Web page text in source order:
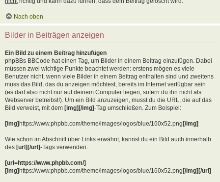
Nach oben
Bilder in Beiträgen anzeigen
Ein Bild zu einem Beitrag hinzufügen
phpBBs BBCode hat einen Tag, um Bilder in einem Beitrag einzufügen. Dabei
müssen zwei wichtige Punkte beachtet werden: erstens mögen es viele
Benutzer nicht, wenn viele Bilder in einem Beitrag enthalten sind und zweitens
muss das Bild, das du anzeigen möchtest, bereits im Internet verfügbar sein
(es darf also nicht nur auf deinem Computer liegen, sofern du ihn nicht als
Webserver betreibst!). Um ein Bild anzuzeigen, musst du die URL, die auf das
Bild verweist, mit dem [img][/img]-Tag umschließen. Zum Beispiel:
[img]https://www.phpbb.com/theme/images/logos/blue/160x52.png[/img]
Wie schon im Abschnitt über Links erwähnt, kannst du ein Bild auch innerhalb
des [url][/url]-Tags verwenden:
[url=https://www.phpbb.com/]
[img]https://www.phpbb.com/theme/images/logos/blue/160x52.png[/img][/url]